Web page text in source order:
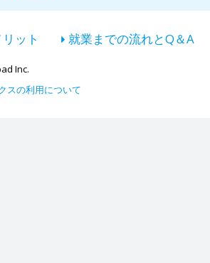
ット 就業までの流れとQ＆A
Inc.
スの利用について